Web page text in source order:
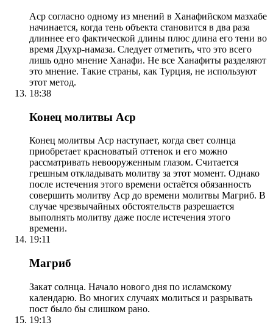
Аср согласно одному из мнений в Ханафийском мазхабе
начинается, когда тень объекта становится в два раза
длиннее его фактической длины плюс длина его тени во
время Дхухр-намаза. Следует отметить, что это всего
лишь одно мнение Ханафи. Не все Ханафиты разделяют
это мнение. Такие страны, как Турция, не используют
этот метод.
18:38
Конец молитвы Аср
Конец молитвы Аср наступает, когда свет солнца
приобретает красноватый оттенок и его можно
рассматривать невооруженным глазом. Считается
грешным откладывать молитву за этот момент. Однако
после истечения этого времени остаётся обязанность
совершить молитву Аср до времени молитвы Магриб. В
случае чрезвычайных обстоятельств разрешается
выполнять молитву даже после истечения этого
времени.
19:11
Магриб
Закат солнца. Начало нового дня по исламскому
календарю. Во многих случаях молиться и разрывать
пост было бы слишком рано.
19:13